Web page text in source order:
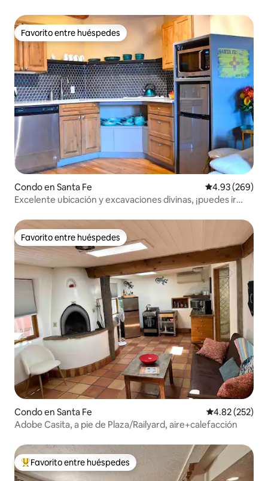
Favorito entre huéspedes
Favorito entre huéspedes
Condo en Santa Fe Calificación
4.93 (269)
Excelente ubicación y excavaciones divinas, ¡puedes ir
Favorito entre huéspedes
Favorito entre huéspedes
Condo en Santa Fe Calificación
4.82 (252)
Adobe Casita, a pie de Plaza/Railyard, aire+calefacción
Favorito entre huéspedes preferido
Favorito entre huéspedes